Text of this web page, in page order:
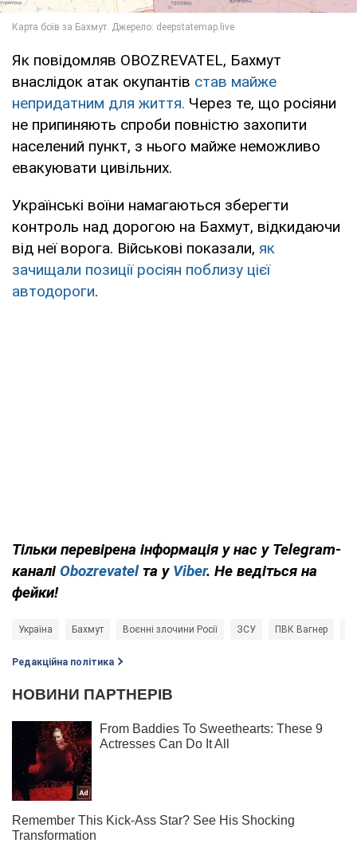
Як повідомляв OBOZREVATEL, Бахмут
внаслідок атак окупантів став майже
непридатним для життя. Через те, що росіяни
не припиняють спроби повністю захопити
населений пункт, з нього майже неможливо
евакуювати цивільних.
Українські воїни намагаються зберегти
контроль над дорогою на Бахмут, відкидаючи
від неї ворога. Військові показали, як
зачищали позиції росіян поблизу цієї
автодороги.
Тільки перевірена інформація у нас у Telegram-
каналі Obozrevatelта у Viber. Не ведіться на
фейки!
Україна Бахмут Воєнні злочини Росії ЗСУ ПВК Вагнер
Редакційна політика